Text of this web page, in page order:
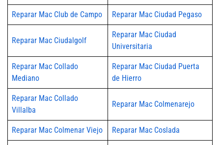
Reparar Mac Club de Campo Reparar Mac Ciudad Pegaso
Reparar Mac Ciudalgolf
Reparar Mac Ciudad
Universitaria
Reparar Mac Collado
Mediano
Reparar Mac Ciudad Puerta
de Hierro
Reparar Mac Collado
Villalba
Reparar Mac Colmenarejo
Reparar Mac Colmenar Viejo Reparar Mac Coslada